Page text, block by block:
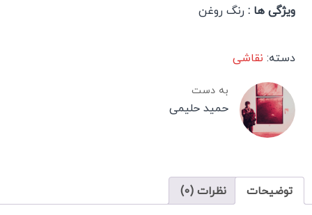
ویژگی ها : رنگ روغن
دسته: نقاشی
به دست
حمید حلیمی
توضیحات نظرات (0)